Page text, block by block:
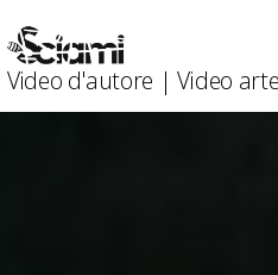
Video d'autore | Video